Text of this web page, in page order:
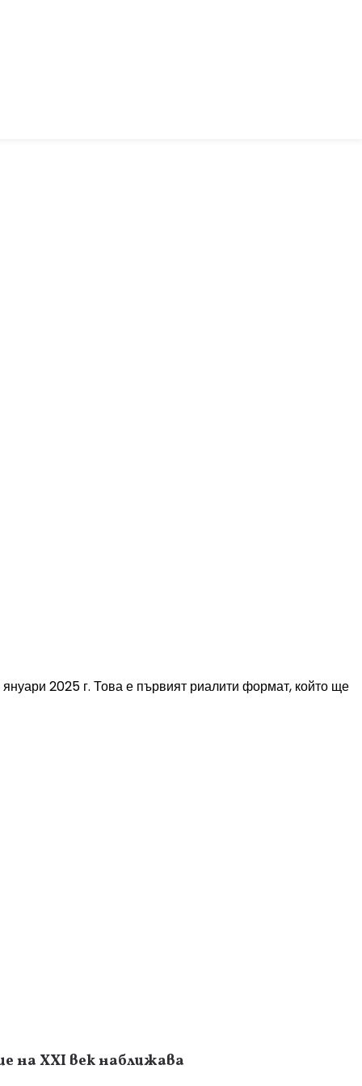
2025 г. Това е първият риалити формат, който ще
на XXI век наближава